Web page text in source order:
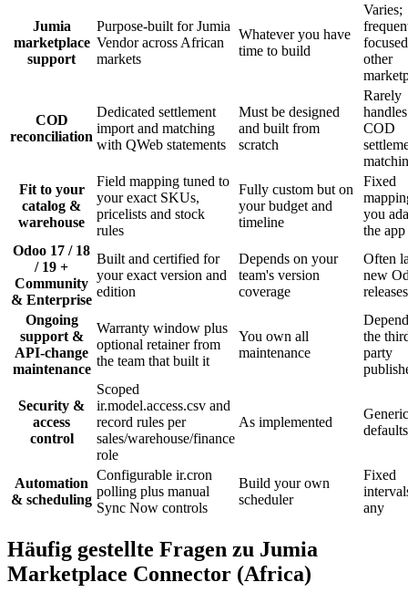
Jumia
marketplace
support
Purpose-built for Jumia
Vendor across African
markets
Whatever you have
time to build
Varies;
other
COD
reconciliation
Dedicated settlement
import and matching
with QWeb statements
Must be designed
and built from
scratch
Rarely
handles
COD
Fit to your
catalog &
warehouse
Field mapping tuned to
your exact SKUs,
pricelists and stock
rules
Fully custom but on
your budget and
timeline
Fixed
you
the app
Odoo 17 / 18
/ 19 +
Community
& Enterprise
Built and certified for
your exact version and
edition
Depends on your
team's version
coverage
Often
new
releases
Ongoing
support &
API-change
maintenance
Warranty window plus
optional retainer from
the team that built it
You own all
maintenance
the
party
Security &
access
control
Scoped
ir.model.access.csv and
record rules per
sales/warehouse/finance
role
As implemented
Generic
defaults
Automation
& scheduling
Configurable ir.cron
polling plus manual
Sync Now controls
Build your own
scheduler
Fixed
any
Häufig gestellte Fragen zu Jumia
Marketplace Connector (Africa)